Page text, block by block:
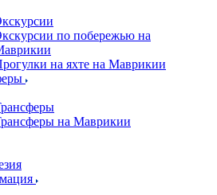
по побережью на
на яхте на Маврикии
на Маврикии